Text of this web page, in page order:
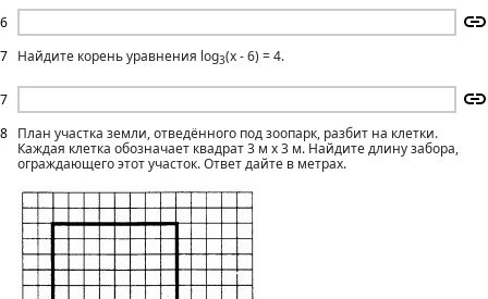
6
7
7
Найдите корень уравнения log3(x - 6) = 4.
8
План участка земли, отведённого под зоопарк, разбит на клетки.
Каждая клетка обозначает квадрат 3 м х 3 м. Найдите длину забора,
ограждающего этот участок. Ответ дайте в метрах.